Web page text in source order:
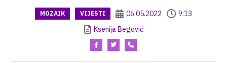
MOZAIK VIJESTI 06.05.2022
9:13
Ksenija Begović